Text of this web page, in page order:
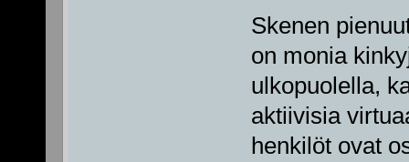
Skenen
on monia
ulkopuolella,
aktiivisia
henkilöt ovat